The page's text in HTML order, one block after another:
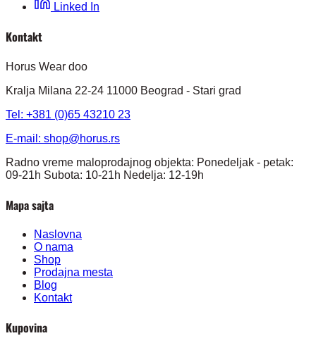
Linked In
Kontakt
Horus Wear doo
Kralja Milana 22-24 11000 Beograd - Stari grad
Tel: +381 (0)65 43210 23
E-mail: shop@horus.rs
Radno vreme maloprodajnog objekta: Ponedeljak - petak:
09-21h Subota: 10-21h Nedelja: 12-19h
Mapa sajta
Naslovna
O nama
Shop
Prodajna mesta
Blog
Kontakt
Kupovina